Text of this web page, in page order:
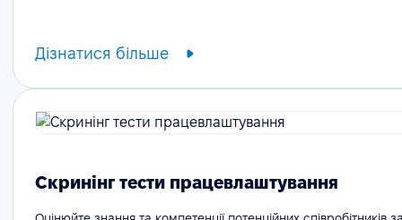
Дізнатися більше
Скринінг тести працевлаштування